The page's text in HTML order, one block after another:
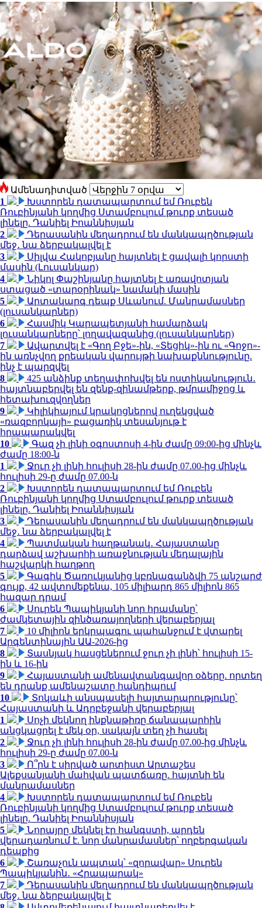
Ամենադիտված
1
Խստորեն դատապարտում եմ Ռուբեն
Ռուբինյանի կողմից Ստամբուլում թուրք տեսած
լինելը. Դանիել Իոաննիսյան
2
Դերասանին մեղադրում են մանկապղծության
մեջ․ նա ձերբակալվել է
3
Սիլվա Հակոբյանը հայտնել է ցավալի կորստի
մասին (Լուսանկար)
4
Նիկոլ Փաշինյանը հայտնել է առավոտյան
ստացած «տարօրինակ» նամակի մասին
5
Արտակարգ դեպք Սևանում. Մանրամասներ
(լուսանկարներ)
6
Հասմիկ Կարապետյանի համարձակ
լուսանկարները՝ լողավազանից (լուսանկարներ)
7
Ավարտվել է «Գող Բջե»-ին, «Տեցիկ»-ին ու «Գոջո»-
ին առնչվող քրեական վարույթի նախաքննությունը.
ինչ է պարզվել
8
425 անձինք տեղափոխվել են ոստիկանություն․
հայտնաբերվել են զենք-զինամթերք, թմրամիջոց և
հետախուզվողներ
9
Կիլիկիայում կրակոցներով ուղեկցված
«ռազբորկայի» բացառիկ տեսանյութ է
հրապարակվել
10
Գազ չի լինի օգոստոսի 4-ին ժամը 09:00-ից մինչև
ժամը 18:00-ն
1
Ջուր չի լինի հուլիսի 28-ին ժամը 07.00-ից մինչև
հուլիսի 29-ը ժամը 07.00-ն
2
Խստորեն դատապարտում եմ Ռուբեն
Ռուբինյանի կողմից Ստամբուլում թուրք տեսած
լինելը. Դանիել Իոաննիսյան
3
Դերասանին մեղադրում են մանկապղծության
մեջ․ նա ձերբակալվել է
4
Պատմական հաղթանակ․ Հայաստանը
դարձավ աշխարհի առաջնության մեդալային
հաշվարկի հաղթող
5
Գագիկ Ծառուկյանից կբռնագանձվի 75 անշարժ
գույք, 42 ավտոմեքենա, 105 միլիարդ 865 միլիոն 865
հազար դրամ
6
Սուրեն Պապիկյանի նոր հրամանը՝
ժամկետային զինծառայողների վերաբերյալ
7
10 միլիոն երկրպագու պահանջում է վտարել
Արգենտինային ԱԱ-2026-ից
8
Տասնյակ հասցեներում ջուր չի լինի՝ հուլիսի 15-
ին և 16-ին
9
Հայաստանի ամենավտանգավոր օձերը. որտեղ
են դրանք ամենաշատը հանդիպում
10
Տոկաևի անսպասելի հայտարարությունը՝
Հայաստանի և Ադրբեջանի վերաբերյալ
1
Սոչի մեկնող ինքնաթիռը ճանապարհին
անցկացրել է մեկ օր, սակայն տեղ չի հասել
2
Ջուր չի լինի հուլիսի 28-ին ժամը 07.00-ից մինչև
հուլիսի 29-ը ժամը 07.00-ն
3
Ո՞րն է սիրված արտիստ Արտաշես
Ալեքսանյանի մահվան պատճառը. հայտնի են
մանրամասներ
4
Խստորեն դատապարտում եմ Ռուբեն
Ռուբինյանի կողմից Ստամբուլում թուրք տեսած
լինելը. Դանիել Իոաննիսյան
5
Նորայրը մեկնել էր հանգստի, արդեն
վերադառնում է. նոր մանրամասներ՝ ողբերգական
դեպքից
6
Շառաչուն ապտակ՝ «զորավար» Սուրեն
Պապիկյանին․ «Հրապարակ»
7
Դերասանին մեղադրում են մանկապղծության
մեջ․ նա ձերբակալվել է